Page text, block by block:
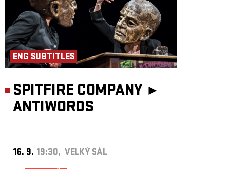
ENG SUBTITLES
SPITFIRE COMPANY ►
ANTIWORDS
16. 9. 19:30, VELKÝ SÁL